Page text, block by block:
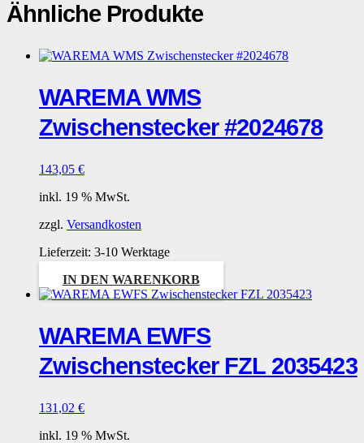
Ähnliche Produkte
WAREMA WMS
Zwischenstecker #2024678
143,05 €
inkl. 19 % MwSt.
zzgl. Versandkosten
Lieferzeit: 3-10 Werktage
IN DEN WARENKORB
WAREMA EWFS
Zwischenstecker FZL 2035423
131,02 €
inkl. 19 % MwSt.